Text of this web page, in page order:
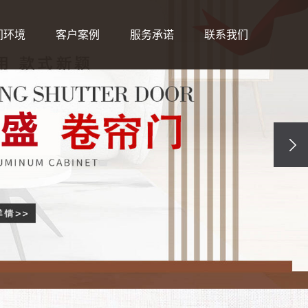
环境 客户案例 服务承诺 联系我们